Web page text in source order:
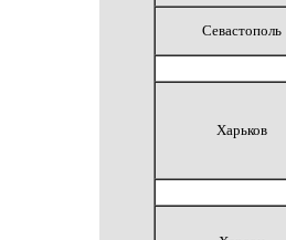
Севастополь
Харьков